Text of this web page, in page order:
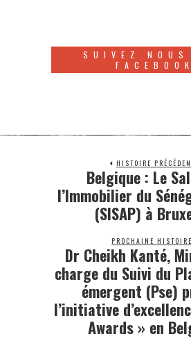
SUIVEZ NOUS
FACEBOOK
HISTOIRE
Belgique : Le
l’Immobilier du
(SISAP) à
PROCHAINE HISTOIRE
Dr Cheikh Kanté,
charge du Suivi du
émergent (Pse)
l’initiative
Awards » en